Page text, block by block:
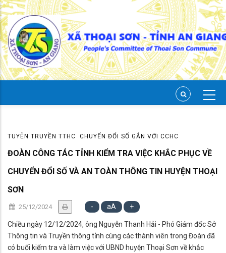
Skip
to
main
content
TUYÊN TRUYỀN TTHC CHUYỂN ĐỔI SỐ GẮN VỚI CCHC
ĐOÀN CÔNG TÁC TỈNH KIỂM TRA VIỆC KHẮC PHỤC VỀ
CHUYỂN ĐỔI SỐ VÀ AN TOÀN THÔNG TIN HUYỆN THOẠI
SƠN
25/12/2024 - aA +
Chiều ngày 12/12/2024, ông Nguyễn Thanh Hải - Phó Giám đốc Sở
Thông tin và Truyền thông tỉnh cùng các thành viên trong Đoàn đã
có buổi kiểm tra và làm việc với UBND huyện Thoại Sơn về khắc